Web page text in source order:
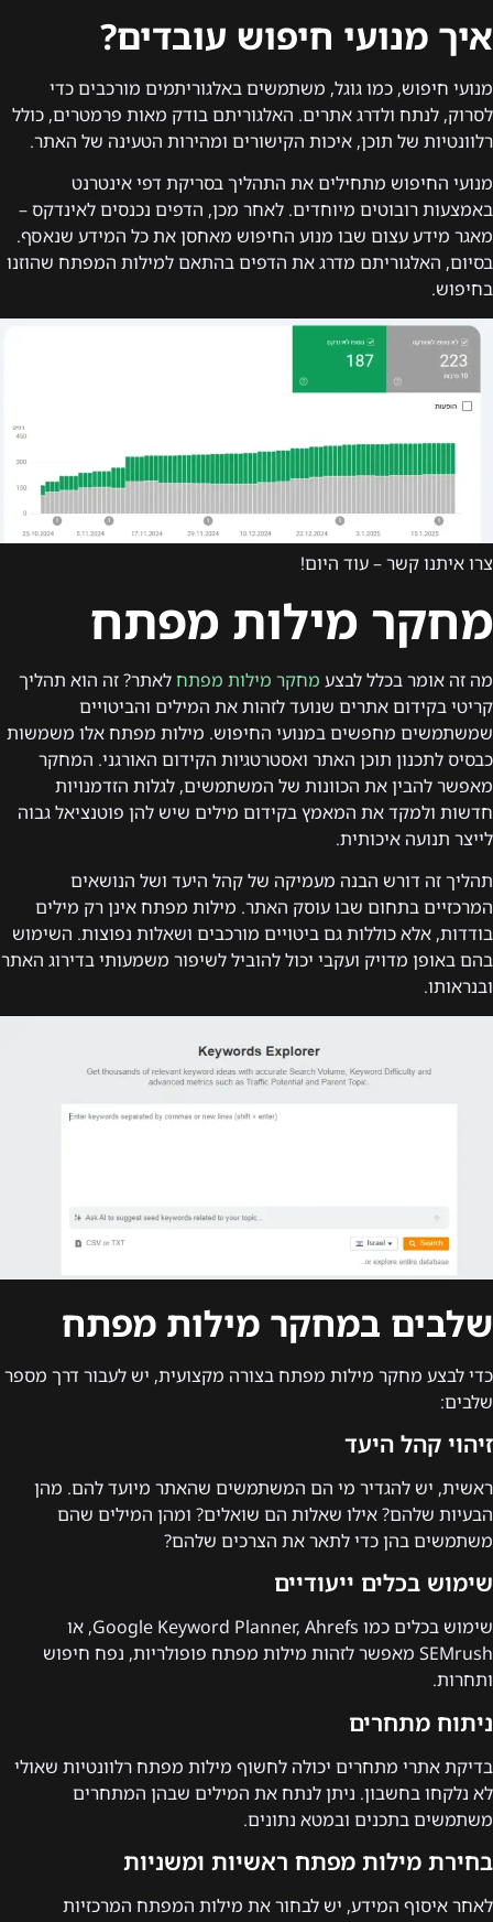
איך מנועי חיפוש עובדים?
מנועי חיפוש, כמו גוגל, משתמשים באלגוריתמים מורכבים כדי
לסרוק, לנתח ולדרג אתרים. האלגוריתם בודק מאות פרמטרים, כולל
רלוונטיות של תוכן, איכות הקישורים ומהירות הטעינה של האתר.
מנועי החיפוש מתחילים את התהליך בסריקת דפי אינטרנט
באמצעות רובוטים מיוחדים. לאחר מכן, הדפים נכנסים לאינדקס –
מאגר מידע עצום שבו מנוע החיפוש מאחסן את כל המידע שנאסף.
בסיום, האלגוריתם מדרג את הדפים בהתאם למילות המפתח שהוזנו
בחיפוש.
צרו איתנו קשר – עוד היום!
מחקר מילות מפתח
מה זה אומר בכלל לבצע מחקר מילות מפתחלאתר? זה הוא תהליך
קריטי בקידום אתרים שנועד לזהות את המילים והביטויים
שמשתמשים מחפשים במנועי החיפוש. מילות מפתח אלו משמשות
כבסיס לתכנון תוכן האתר ואסטרטגיות הקידום האורגני. המחקר
מאפשר להבין את הכוונות של המשתמשים, לגלות הזדמנויות
חדשות ולמקד את המאמץ בקידום מילים שיש להן פוטנציאל גבוה
לייצר תנועה איכותית.
תהליך זה דורש הבנה מעמיקה של קהל היעד ושל הנושאים
המרכזיים בתחום שבו עוסק האתר. מילות מפתח אינן רק מילים
בודדות, אלא כוללות גם ביטויים מורכבים ושאלות נפוצות. השימוש
בהם באופן מדויק ועקבי יכול להוביל לשיפור משמעותי בדירוג האתר
ובנראותו.
שלבים במחקר מילות מפתח
כדי לבצע מחקר מילות מפתח בצורה מקצועית, יש לעבור דרך מספר
שלבים:
זיהוי קהל היעד
ראשית, יש להגדיר מי הם המשתמשים שהאתר מיועד להם. מהן
הבעיות שלהם? אילו שאלות הם שואלים? ומהן המילים שהם
משתמשים בהן כדי לתאר את הצרכים שלהם?
שימוש בכלים ייעודיים
שימוש בכלים כמו Google Keyword Planner, Ahrefs, או
SEMrush מאפשר לזהות מילות מפתח פופולריות, נפח חיפוש
ותחרות.
ניתוח מתחרים
בדיקת אתרי מתחרים יכולה לחשוף מילות מפתח רלוונטיות שאולי
לא נלקחו בחשבון. ניתן לנתח את המילים שבהן המתחרים
משתמשים בתכנים ובמטא נתונים.
בחירת מילות מפתח ראשיות ומשניות
לאחר איסוף המידע, יש לבחור את מילות המפתח המרכזיות